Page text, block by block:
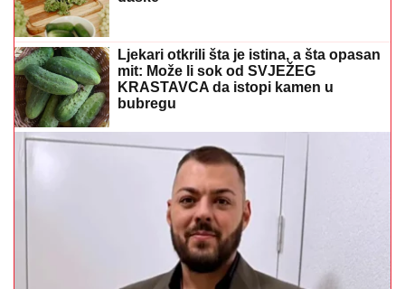
Ljekari otkrili šta je istina, a šta opasan
mit: Može li sok od SVJEŽEG
KRASTAVCA da istopi kamen u
bubregu